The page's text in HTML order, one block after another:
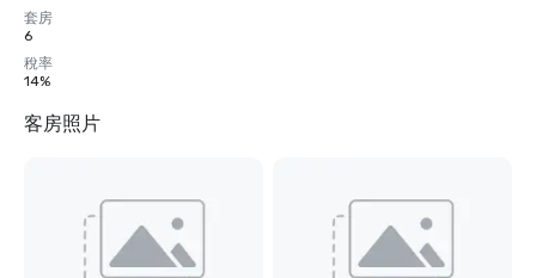
套房
6
稅率
14%
客房照片